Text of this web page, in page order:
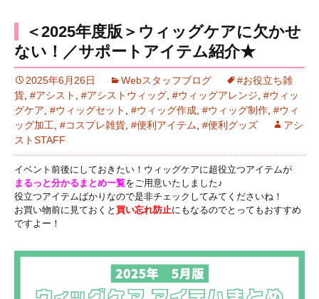
＜2025年度版＞ウィッグケアに欠かせ
ない！／サポートアイテム紹介★
2025年6月26日 Webスタッフブログ
#お役立ち雑
貨 #アシスト #アシストウィッグ #ウィッグアレンジ #ウィッ
グケア #ウィッグセット #ウィッグ作成 #ウィッグ制作 #ウィ
ッグ加工 #コスプレ雑貨 #便利アイテム #便利グッズ
アシ
ストSTAFF
イベント前後にしておきたい！ウィッグケアに超役立つアイテムが
まるっと分かるまとめ一覧をご用意いたしました♪
役立つアイテムばかりなので是非チェックしてみてくださいね！
お買い物前に見ておくと 買い忘れ防止にもなるのでとってもおすすめ
ですよー！